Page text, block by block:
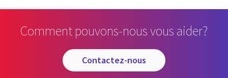
Comment pouvons-nous vous aider?
contactez-nous